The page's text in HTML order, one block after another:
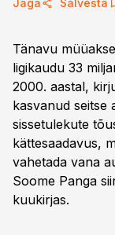
Jaga Salvesta
Tänavu
ligikaudu 33
2000. aastal,
kasvanud seitse
sissetulekute
kättesaadavus,
vahetada vana
Soome Panga
kuukirjas.